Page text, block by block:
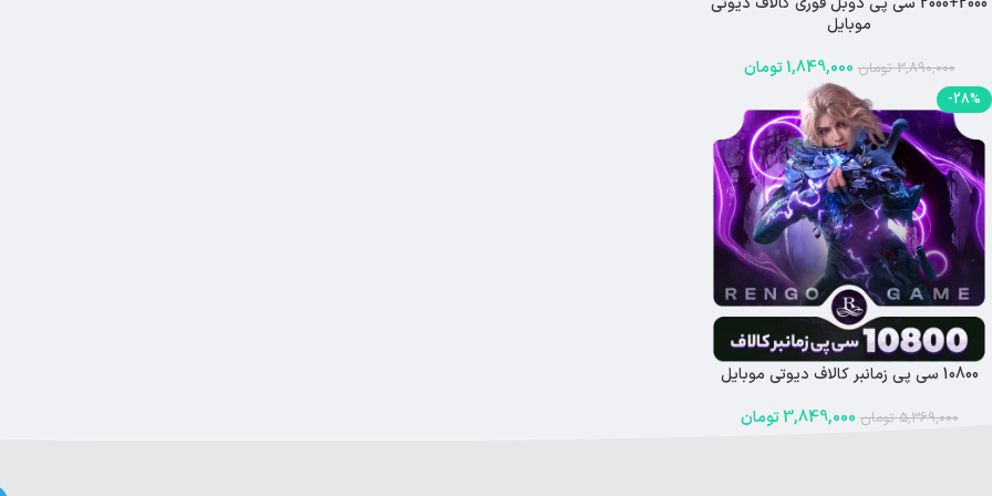
-52%
موبایل
3,890,000 تومان 1,849,000تومان
-28%
10800 سی پی زمانبر کالاف دیوتی موبایل
5,369,000 تومان 3,849,000تومان